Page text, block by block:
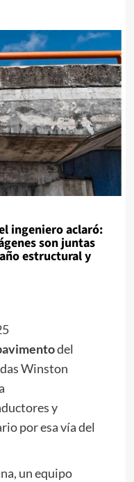
ingeniero aclaró:
son juntas
estructural y
del
Winston
y
por esa vía del
un equipo